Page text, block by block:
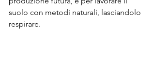
suolo con metodi naturali, lasciandolo
respirare.